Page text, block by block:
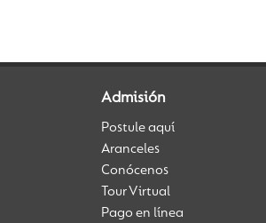
Admisión
Postule aquí
Aranceles
Conócenos
Tour Virtual
Pago en línea